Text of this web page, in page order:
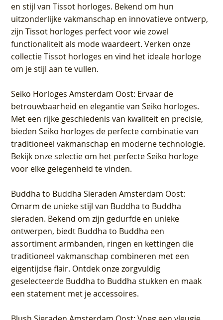
en stijl van Tissot horloges. Bekend om hun
uitzonderlijke vakmanschap en innovatieve ontwerp,
zijn Tissot horloges perfect voor wie zowel
functionaliteit als mode waardeert. Verken onze
collectie Tissot horloges en vind het ideale horloge
om je stijl aan te vullen.
Seiko Horloges Amsterdam Oost: Ervaar de
betrouwbaarheid en elegantie van Seiko horloges.
Met een rijke geschiedenis van kwaliteit en precisie,
bieden Seiko horloges de perfecte combinatie van
traditioneel vakmanschap en moderne technologie.
Bekijk onze selectie om het perfecte Seiko horloge
voor elke gelegenheid te vinden.
Buddha to Buddha Sieraden Amsterdam Oost:
Omarm de unieke stijl van Buddha to Buddha
sieraden. Bekend om zijn gedurfde en unieke
ontwerpen, biedt Buddha to Buddha een
assortiment armbanden, ringen en kettingen die
traditioneel vakmanschap combineren met een
eigentijdse flair. Ontdek onze zorgvuldig
geselecteerde Buddha to Buddha stukken en maak
een statement met je accessoires.